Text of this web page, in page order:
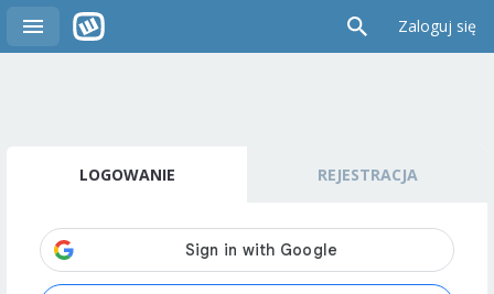
Zaloguj się
LOGOWANIE REJESTRACJA